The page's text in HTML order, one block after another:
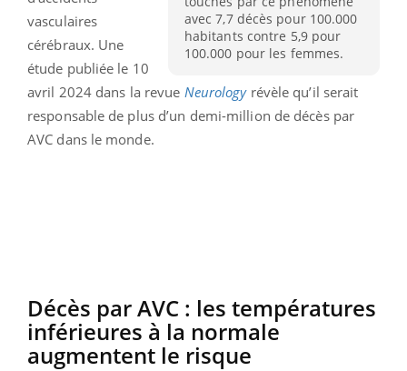
avec 7,7 décès pour 100.000
habitants contre 5,9 pour
100.000 pour les femmes.
vasculaires
cérébraux. Une
étude publiée le 10
avril 2024 dans la revue Neurologyrévèle qu’il serait
responsable de plus d’un demi-million de décès par
AVC dans le monde.
Décès par AVC : les températures
inférieures à la normale
augmentent le risque